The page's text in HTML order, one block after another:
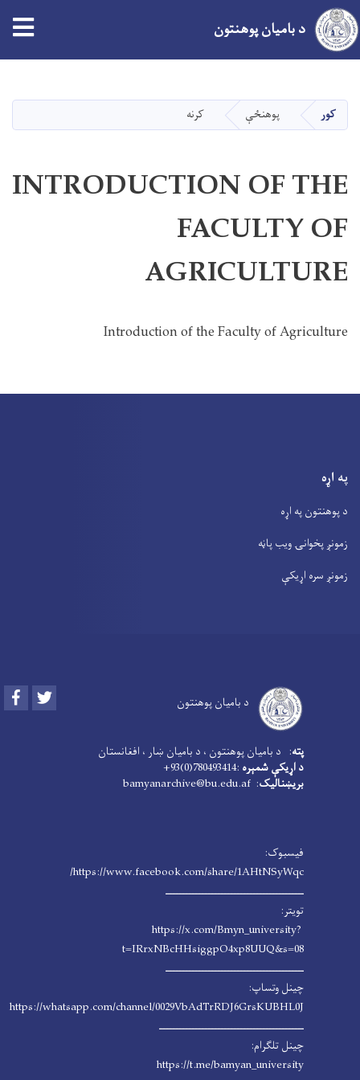
د بامیان پوهنتون
کور پوهنځې کرنه
INTRODUCTION OF THE
FACULTY OF
AGRICULTURE
Introduction of the Faculty of Agriculture
په اړه
د پوهنتون په اړه
زمونږ پخوانۍ ویب پاڼه
زمونږ سره اړیکې
د بامیان پوهنتون Facebook
پته: د بامیان پوهنتون ، د بامیان ښار ، افغانستان
د اړیکې شمېره :780493414(0)93+
بریښنالیک: bamyanarchive@bu.edu.af
فیسبوک:
https://www.facebook.com/share/1AHtNSyWqc/
ـــــــــــــــــــــــــــــــــــــــــــ
تویتر:
https://x.com/Bmyn_university?
t=IRrxNBcHHsiggpO4xp8UUQ&s=08
ـــــــــــــــــــــــــــــــــــــــــــ
چینل وتساپ:
https://whatsapp.com/channel/0029VbAdTrRDJ6GrsKUBHL0J
ـــــــــــــــــــــــــــــــــــــــــــــ
چینل تلگرام:
https://t.me/bamyan_university